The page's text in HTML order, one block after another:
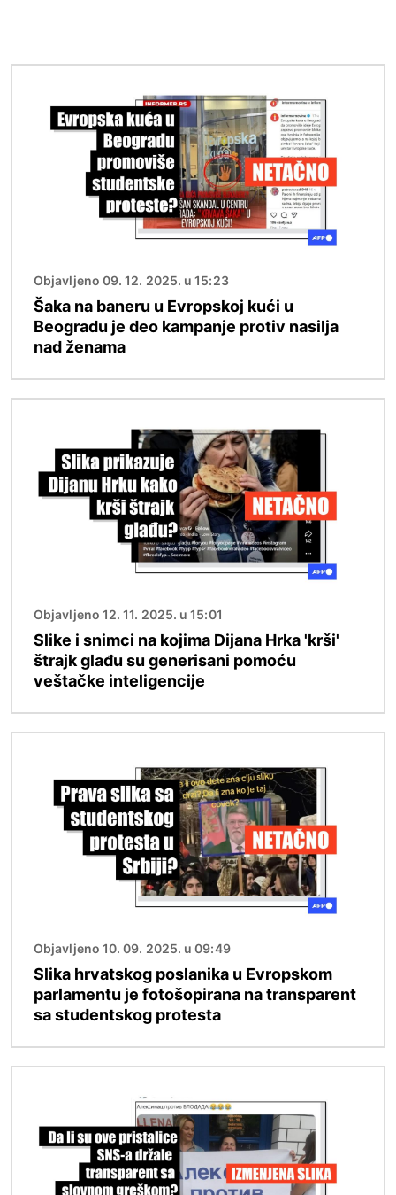
Objavljeno 09. 12. 2025. u 15:23
Šaka na baneru u Evropskoj kući u
Beogradu je deo kampanje protiv nasilja
nad ženama
Objavljeno 12. 11. 2025. u 15:01
Slike i snimci na kojima Dijana Hrka 'krši'
štrajk glađu su generisani pomoću
veštačke inteligencije
Objavljeno 10. 09. 2025. u 09:49
Slika hrvatskog poslanika u Evropskom
parlamentu je fotošopirana na transparent
sa studentskog protesta